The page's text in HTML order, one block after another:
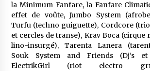
la Minimum Fanfare, la Fanfare
effet de voûte, Jumbo System
Turfu (techno guiguette), Cordcore
et cercles de transe), Krav Boca
lino-insurgé), Tarenta Lanera
Souk System and Friends (Dj’s
ElectrikGirl (riot electro